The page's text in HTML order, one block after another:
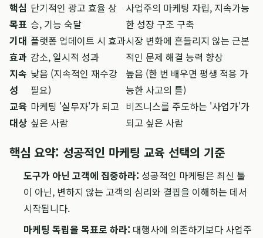
핵심
목표
단기적인 광고 효율 상
승, 기능 숙달
사업주의 마케팅 자립, 지속가능
한 성장 구조 구축
기대
효과
플랫폼 업데이트 시 효과
감소, 일시적 성과
시장 변화에 흔들리지 않는 근본
적인 문제 해결 능력 향상
지속
성
낮음 (지속적인 재수강
필요)
높음 (한 번 배우면 평생 적용 가
능한 사고의 틀)
교육
대상
마케팅 '실무자'가 되고
싶은 사람
비즈니스를 주도하는 '사업가'가
되고 싶은 사람
핵심 요약: 성공적인 마케팅 교육 선택의 기준
도구가 아닌 고객에 집중하라: 성공적인 마케팅은 최신 툴
이 아닌, 변하지 않는 고객의 심리와 결핍을 이해하는 데서
시작됩니다.
마케팅 독립을 목표로 하라: 대행사에 의존하기보다 사업주